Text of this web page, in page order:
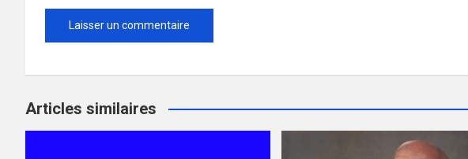
Articles similaires